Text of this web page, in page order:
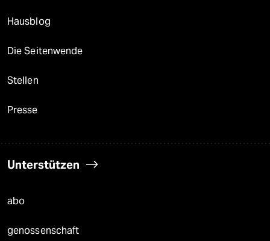
Hausblog
Die Seitenwende
Stellen
Presse
Unterstützen
abo
genossenschaft